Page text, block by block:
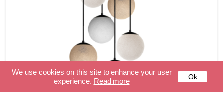
We use cookies on this site to enhance your user
experience. Read more Ok